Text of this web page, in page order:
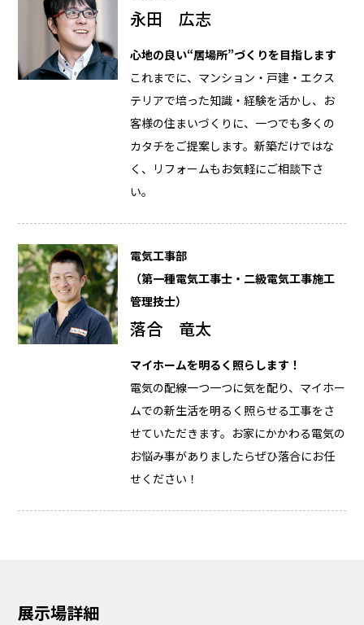
永田 広志
心地の良い“居場所”づくりを目指します
これまでに、マンション・戸建・エクス
テリアで培った知識・経験を活かし、お
客様の住まいづくりに、一つでも多くの
カタチをご提案します。新築だけではな
く、リフォームもお気軽にご相談下さ
い。
電気工事部
（第一種電気工事士・二級電気工事施工
管理技士）
落合 竜太
マイホームを明るく照らします！
電気の配線一つ一つに気を配り、マイホー
ムでの新生活を明るく照らせる工事をさ
せていただきます。お家にかかわる電気の
お悩み事がありましたらぜひ落合にお任
せください！
展示場詳細